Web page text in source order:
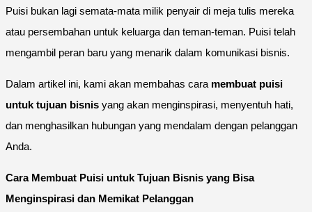
Puisi bukan lagi semata-mata milik penyair di meja tulis mereka
atau persembahan untuk keluarga dan teman-teman. Puisi telah
mengambil peran baru yang menarik dalam komunikasi bisnis.
Dalam artikel ini, kami akan membahas cara membuat puisi
untuk tujuan bisnis yang akan menginspirasi, menyentuh hati,
dan menghasilkan hubungan yang mendalam dengan pelanggan
Anda.
Cara Membuat Puisi untuk Tujuan Bisnis yang Bisa
Menginspirasi dan Memikat Pelanggan